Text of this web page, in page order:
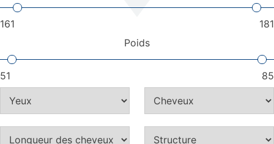
161
181
Poids
51 85